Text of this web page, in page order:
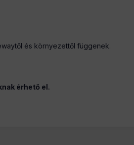
és környezettől függenek.
érhető el.